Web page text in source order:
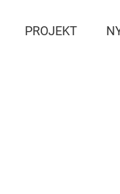
PROJEKT